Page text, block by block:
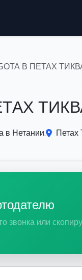
В ПЕТАХ
в Нетании. Петах
звонка или